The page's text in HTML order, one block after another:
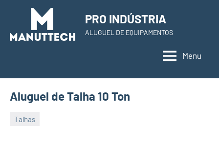
content
PRO INDÚSTRIA
ALUGUEL DE EQUIPAMENTOS
Menu
Aluguel de Talha 10 Ton
Talhas